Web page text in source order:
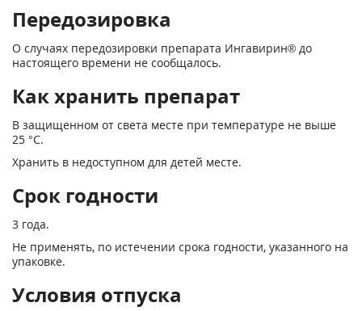
Передозировка
О случаях передозировки препарата Ингавирин® до
настоящего времени не сообщалось.
Как хранить препарат
В защищенном от света месте при температуре не выше
25 °С.
Хранить в недоступном для детей месте.
Срок годности
3 года.
Не применять, по истечении срока годности, указанного на
упаковке.
Условия отпуска